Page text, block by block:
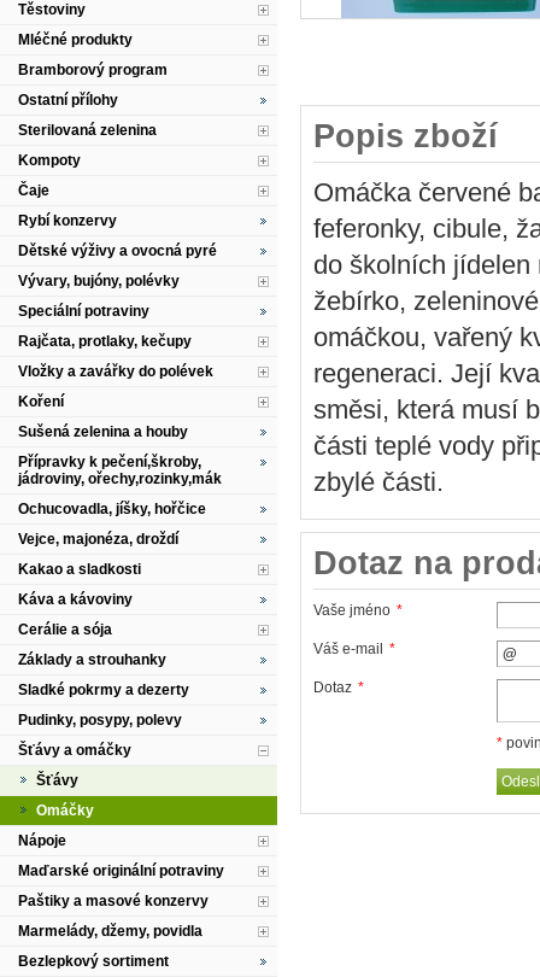
Popis zboží
Omáčka červené
feferonky, cibule,
do školních jídelen
žebírko,
omáčkou, vařený
regeneraci. Její
směsi, která musí
části teplé vody
zbylé části.
Dotaz na
Vaše jméno *
Váš e-mail *
Dotaz *
*
Těstoviny
Mléčné produkty
Bramborový program
Ostatní přílohy
Sterilovaná zelenina
Kompoty
Čaje
Rybí konzervy
Dětské výživy a ovocná pyré
Vývary, bujóny, polévky
Speciální potraviny
Rajčata, protlaky, kečupy
Vložky a zavářky do polévek
Koření
Sušená zelenina a houby
Přípravky k pečení,škroby,
jádroviny, ořechy,rozinky,mák
Ochucovadla, jíšky, hořčice
Vejce, majonéza, droždí
Kakao a sladkosti
Káva a kávoviny
Cerálie a sója
Základy a strouhanky
Sladké pokrmy a dezerty
Pudinky, posypy, polevy
Šťávy a omáčky
Šťávy
Omáčky
Nápoje
Maďarské originální potraviny
Paštiky a masové konzervy
Marmelády, džemy, povidla
Bezlepkový sortiment